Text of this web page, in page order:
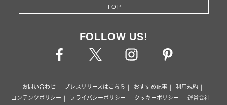
TOP
FOLLOW US!
お問い合わせ プレスリリースはこちら おすすめ記事
利用規約
コンテンツポリシー
プライバシーポリシー クッキーポリシー
運営会社